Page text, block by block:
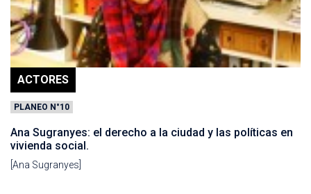
ACTORES
PLANEO N°10
Ana Sugranyes: el derecho a la ciudad y las políticas en
vivienda social.
[Ana Sugranyes]